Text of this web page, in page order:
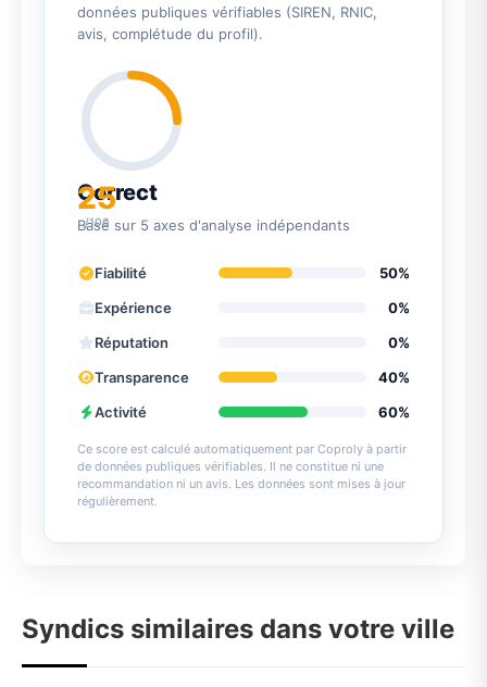
données publiques vérifiables (SIREN, RNIC,
avis, complétude du profil).
25
/100
Correct
Basé sur 5 axes d'analyse indépendants
Fiabilité
50%
Expérience
0%
Réputation
0%
Transparence
40%
Activité
60%
Ce score est calculé automatiquement par Coproly à partir
de données publiques vérifiables. Il ne constitue ni une
recommandation ni un avis. Les données sont mises à jour
régulièrement.
Syndics similaires dans votre ville